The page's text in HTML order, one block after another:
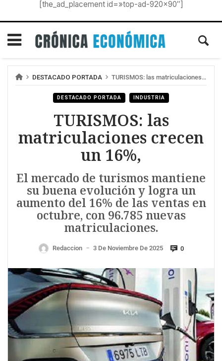
[the_ad_placement id=»top-ad-920×90″]
DESTACADO PORTADA TURISMOS: las matriculaciones crecen un 16%,
DESTACADO PORTADA INDUSTRIA
TURISMOS: las
matriculaciones crecen
un 16%,
El mercado de turismos mantiene
su buena evolución y logra un
aumento del 16% de las ventas en
octubre, con 96.785 nuevas
matriculaciones.
Redaccion — 3 De Noviembre De 2025 0